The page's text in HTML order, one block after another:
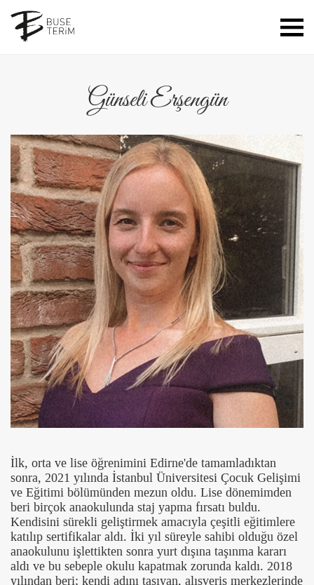
Günseli Erşengün
İlk, orta ve lise öğrenimini Edirne'de tamamladıktan
sonra, 2021 yılında İstanbul Üniversitesi Çocuk Gelişimi
ve Eğitimi bölümünden mezun oldu. Lise dönemimden
beri birçok anaokulunda staj yapma fırsatı buldu.
Kendisini sürekli geliştirmek amacıyla çeşitli eğitimlere
katılıp sertifikalar aldı. İki yıl süreyle sahibi olduğu özel
anaokulunu işlettikten sonra yurt dışına taşınma kararı
aldı ve bu sebeple okulu kapatmak zorunda kaldı. 2018
yılından beri; kendi adını taşıyan, alışveriş merkezlerinde